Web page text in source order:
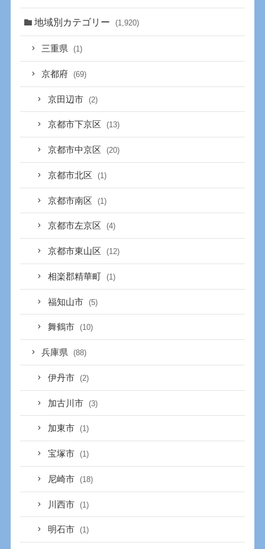
地域別カテゴリー (1,920)
三重県 (1)
京都府 (69)
京田辺市 (2)
京都市下京区 (13)
京都市中京区 (20)
京都市北区 (1)
京都市南区 (1)
京都市左京区 (4)
京都市東山区 (12)
相楽郡精華町 (1)
福知山市 (5)
舞鶴市 (10)
兵庫県 (88)
伊丹市 (2)
加古川市 (3)
加東市 (1)
宝塚市 (1)
尼崎市 (18)
川西市 (1)
明石市 (1)